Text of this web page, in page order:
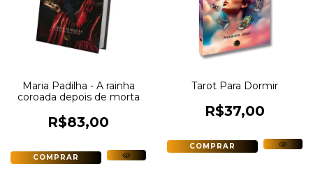
Maria Padilha - A rainha
coroada depois de morta
R$83,00
Tarot Para Dormir
R$37,00